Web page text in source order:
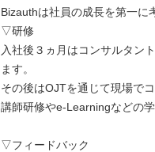
Bizauthは社員の成長を第一に
▽研修
入社後３ヵ月はコンサルタン
ます。
その後はOJTを通じて現場で
講師研修やe-Learningなどの
▽フィードバック